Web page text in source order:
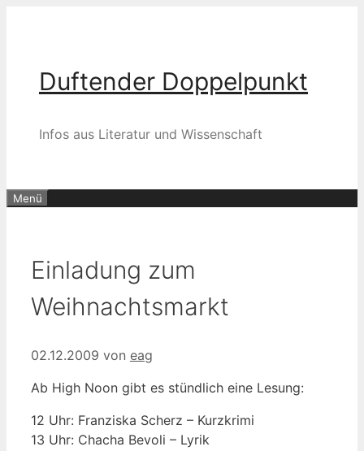
Duftender Doppelpunkt
Infos aus Literatur und Wissenschaft
Menü
Einladung zum
Weihnachtsmarkt
02.12.2009 von eag
Ab High Noon gibt es stündlich eine Lesung:
12 Uhr: Franziska Scherz – Kurzkrimi
13 Uhr: Chacha Bevoli – Lyrik